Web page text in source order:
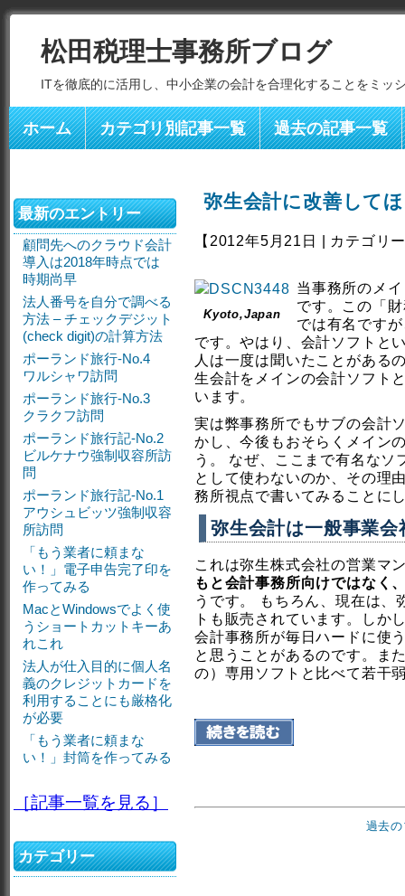
松田税理士事務所ブログ
ITを徹底的に活用し、中小企業の会計を合理化することをミッ
ホーム カテゴリ別記事一覧 過去の記事一覧
弥生会計に改善して
【2012年5月21日 | カテゴリ
Kyoto,Japan
当事務所のメ
です。この「
では有名です
です。やはり、会計ソフトと
人は一度は聞いたことがある
生会計をメインの会計ソフト
います。
実は弊事務所でもサブの会計
かし、今後もおそらくメイン
う。 なぜ、ここまで有名なソ
として使わないのか、その理
務所視点で書いてみることに
弥生会計は一般事業
これは弥生株式会社の営業マ
もと会計事務所向けではなく
うです。 もちろん、現在は
トも販売されています。しか
会計事務所が毎日ハードに使
と思うことがあるのです。ま
の）専用ソフトと比べて若干
過去
最新のエントリー
顧問先へのクラウド会計
導入は2018年時点では
時期尚早
法人番号を自分で調べる
方法 – チェックデジット
(check digit)の計算方法
ポーランド旅行-No.4
ワルシャワ訪問
ポーランド旅行-No.3
クラクフ訪問
ポーランド旅行記-No.2
ビルケナウ強制収容所訪
問
ポーランド旅行記-No.1
アウシュビッツ強制収容
所訪問
「もう業者に頼まな
い！」電子申告完了印を
作ってみる
MacとWindowsでよく使
うショートカットキーあ
れこれ
法人が仕入目的に個人名
義のクレジットカードを
利用することにも厳格化
が必要
「もう業者に頼まな
い！」封筒を作ってみる
［記事一覧を見る］
カテゴリー